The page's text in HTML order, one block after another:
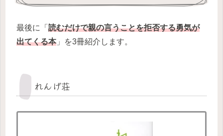
最後に「 読むだけで親の言うことを拒否する勇気が
出てくる本」を3冊紹介します。
れんげ荘